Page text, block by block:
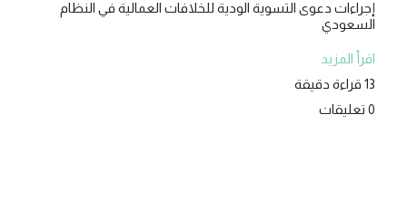
إجراءات دعوى التسوية الودية للخلافات العمالية في النظام
السعودي
اقرأ المزيد
13 قراءة دقيقة
0 تعليقات